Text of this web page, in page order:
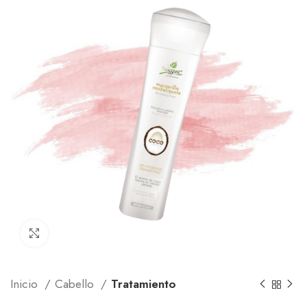
Inicio Cabello Tratamiento